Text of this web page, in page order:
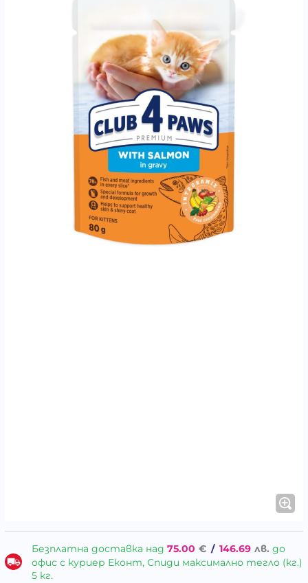
Безплатна доставка над 75.00 € / 146.69 лв. до
офис с куриер Еконт, Спиди максимално тегло (кг.)
5 кг.